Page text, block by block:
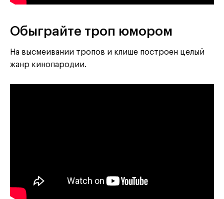
Обыграйте троп юмором
На высмеивании тропов и клише построен целый
жанр кинопародии.